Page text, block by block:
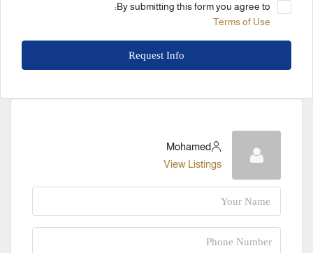
By submitting this form you agree to:
Terms of Use
Request Info
Mohamed
View Listings